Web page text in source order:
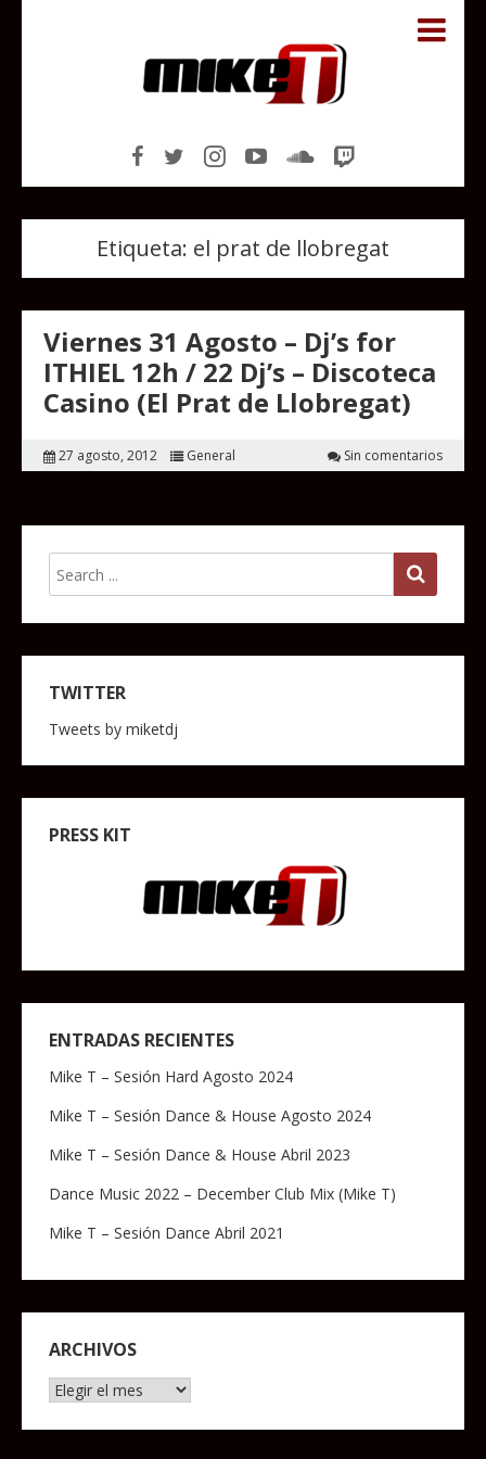
Etiqueta: el prat de llobregat
Viernes 31 Agosto – Dj’s for
ITHIEL 12h / 22 Dj’s – Discoteca
Casino (El Prat de Llobregat)
27 agosto, 2012 General Sin comentarios
TWITTER
Tweets by miketdj
PRESS KIT
ENTRADAS RECIENTES
Mike T – Sesión Hard Agosto 2024
Mike T – Sesión Dance & House Agosto 2024
Mike T – Sesión Dance & House Abril 2023
Dance Music 2022 – December Club Mix (Mike T)
Mike T – Sesión Dance Abril 2021
ARCHIVOS
Archivos